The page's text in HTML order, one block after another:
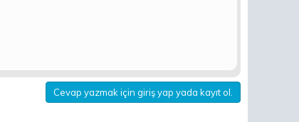
Cevap yazmak için giriş yap yada kayıt ol.